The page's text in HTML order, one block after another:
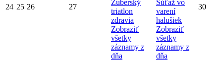
24 25 26 27
Zuberský
triatlon
zdravia
Zobraziť
všetky
záznamy z
dňa
Súťaž vo
varení
halušiek
Zobraziť
všetky
záznamy z
dňa
30